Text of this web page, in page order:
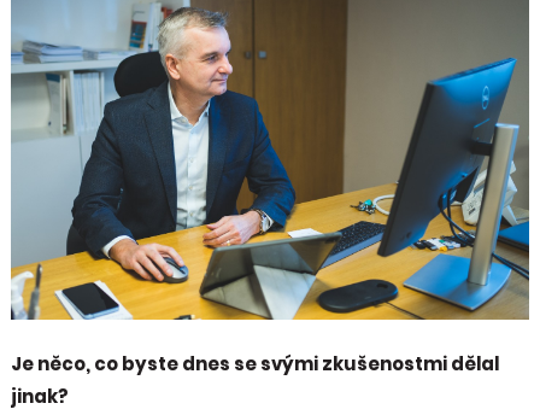
Je něco, co byste dnes se svými zkušenostmi dělal
jinak?